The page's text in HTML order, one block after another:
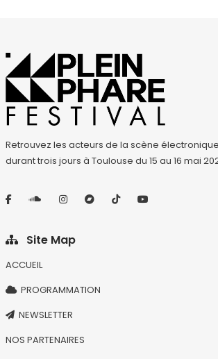
Retrouvez les acteurs de la scène
durant trois jours à Toulouse du 15 au 16 mai
Site Map
ACCUEIL
PROGRAMMATION
NEWSLETTER
NOS PARTENAIRES